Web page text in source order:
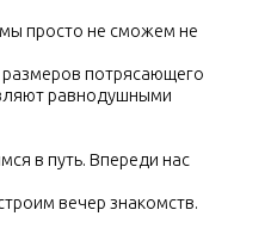
вечер знакомств.